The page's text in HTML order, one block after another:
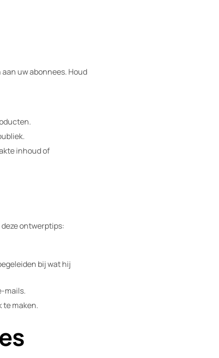
uw abonnees. Houd
inhoud of
ontwerptips:
bij wat hij
mails.
te maken.